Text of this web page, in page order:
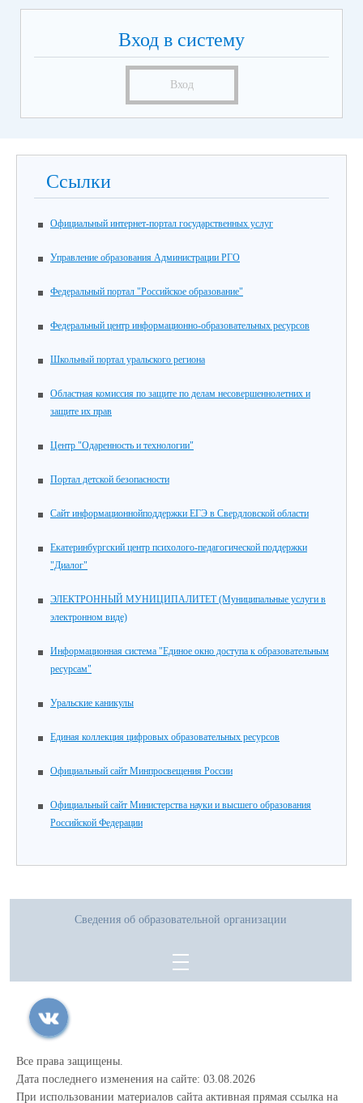
Вход в систему
Вход
Ссылки
Официальный интернет-портал государственных услуг
Управление образования Администрации РГО
Федеральный портал "Российское образование"
Федеральный центр информационно-образовательных ресурсов
Школьный портал уральского региона
Областная комиссия по защите по делам несовершеннолетних и
защите их прав
Центр "Одаренность и технологии"
Портал детской безопасности
Сайт информационнойподдержки ЕГЭ в Свердловской области
Екатеринбургский центр психолого-педагогической поддержки
"Диалог"
ЭЛЕКТРОННЫЙ МУНИЦИПАЛИТЕТ (Муниципальные услуги в
электронном виде)
Информационная система "Единое окно доступа к образовательным
ресурсам"
Уральские каникулы
Единая коллекция цифровых образовательных ресурсов
Официальный сайт Минпросвещения России
Официальный сайт Министерства науки и высшего образования
Российской Федерации
Сведения об образовательной организации
Все права защищены.
Дата последнего изменения на сайте: 03.08.2026
При использовании материалов сайта активная прямая ссылка на